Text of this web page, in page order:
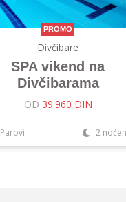
PROMO
Divčibare
SPA vikend na
Divčibarama
OD 39.960 DIN
Parovi 2